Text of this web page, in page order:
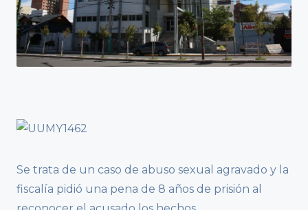
Se trata de un caso de abuso sexual agravado y la
fiscalía pidió una pena de 8 años de prisión al